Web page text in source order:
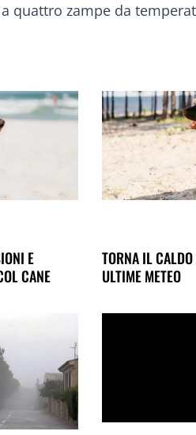
zampe da
E
CANE
TORNA IL
ULTIME METEO